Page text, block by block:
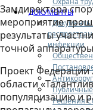
ДОКУМЕНТЫ
инфекции
Решения
Замдиректора
мероприятие
результаты
точной
Проект Федерации
области
популяризацию и